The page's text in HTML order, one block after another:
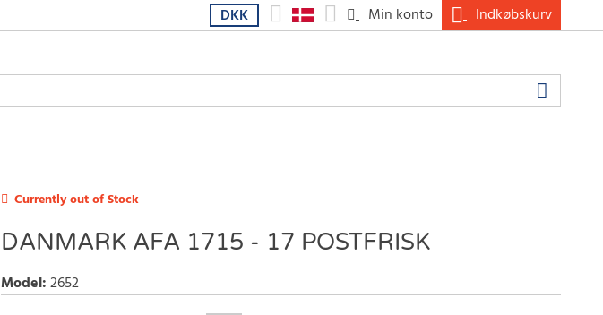
Indkøbskurv
Min konto
DKK
Currently out of Stock
DANMARK AFA 1715 - 17 POSTFRISK
Model:2652